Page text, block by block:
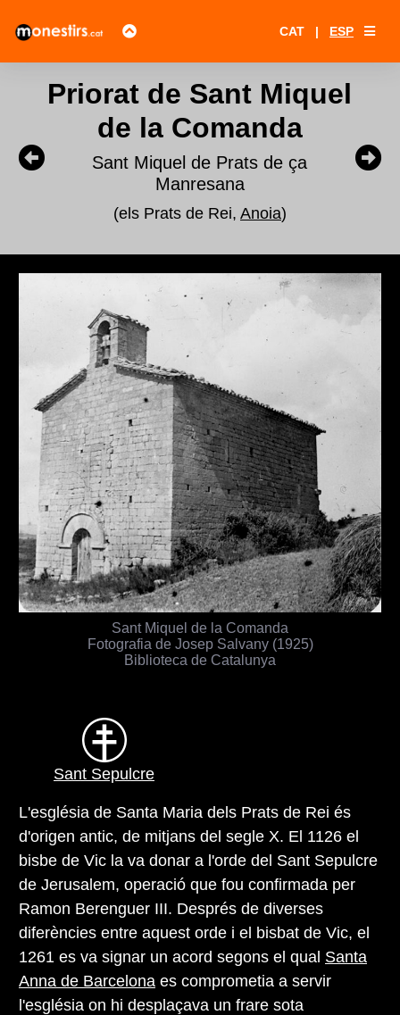
CAT | ESP
Priorat de Sant Miquel
de la Comanda
Sant Miquel de Prats de ça
Manresana
(els Prats de Rei, Anoia)
Sant Miquel de la Comanda
Fotografia de Josep Salvany (1925)
Biblioteca de Catalunya
Sant Sepulcre
L'església de Santa Maria dels Prats de Rei és
d'origen antic, de mitjans del segle X. El 1126 el
bisbe de Vic la va donar a l'orde del Sant Sepulcre
de Jerusalem, operació que fou confirmada per
Ramon Berenguer III. Després de diverses
diferències entre aquest orde i el bisbat de Vic, el
1261 es va signar un acord segons el qual Santa
Anna de Barcelona es comprometia a servir
l'església on hi desplaçava un frare sota